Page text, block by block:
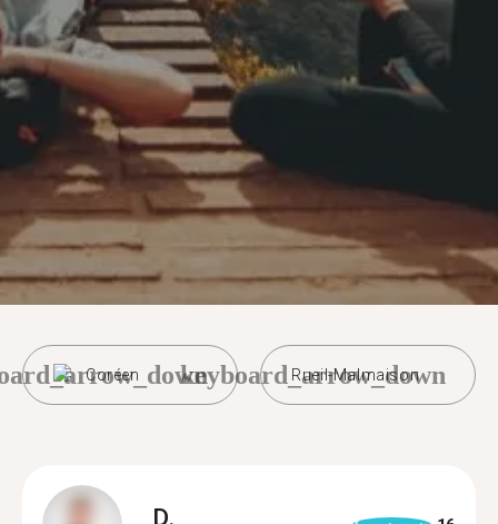
Coréen Rueil-Malmaison
keyboard_arrow_down
D.